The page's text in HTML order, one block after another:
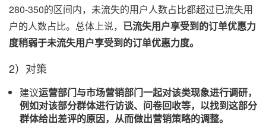
280-350的区间内，未流失的用户人数占比都超过已流失用
户的人数占比。总体上说， 已流失用户享受到的订单优惠力
度稍弱于未流失用户享受到的订单优惠力度。
2）对策
建议运营部门与市场营销部门一起对该类现象进行调研，
例如对该部分群体进行访谈、问卷回收等，以找到这部分
群体给出差评的原因，从而做出营销策略的调整。